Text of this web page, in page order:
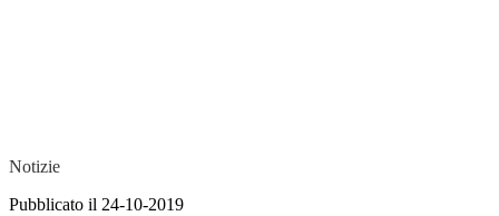
Notizie
Pubblicato il 24-10-2019